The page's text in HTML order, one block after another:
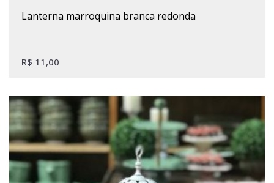
lanterna marroquina branca redonda
R$ 11,00